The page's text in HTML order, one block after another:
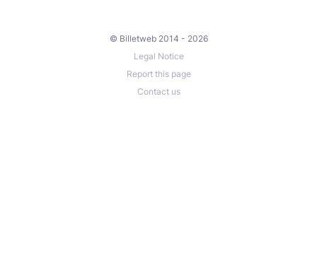
© Billetweb 2014 - 2026
Legal Notice
Report this page
Contact us